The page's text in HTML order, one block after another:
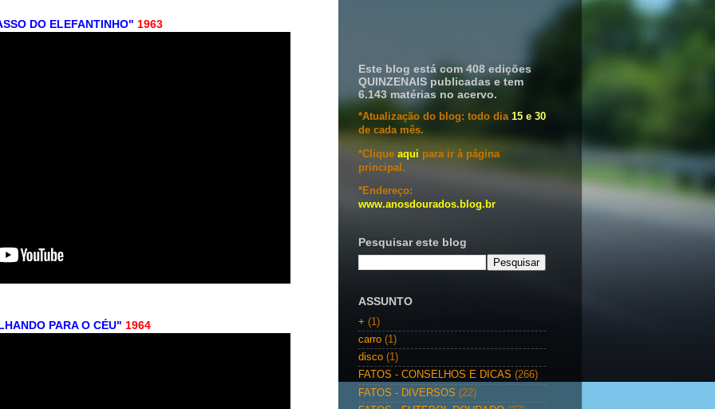
DO ELEFANTINHO" 1963
PARA O CÉU" 1964
Este blog está com 408 edições
QUINZENAIS publicadas e tem
6.143 matérias no acervo.
*Atualização do blog: todo dia 15 e 30
de cada mês.
*Clique aqui para ir à página
principal.
*Endereço:
www.anosdourados.blog.br
Pesquisar este blog
ASSUNTO
+ (1)
carro (1)
disco (1)
FATOS - CONSELHOS E DICAS (266)
FATOS - DIVERSOS (22)